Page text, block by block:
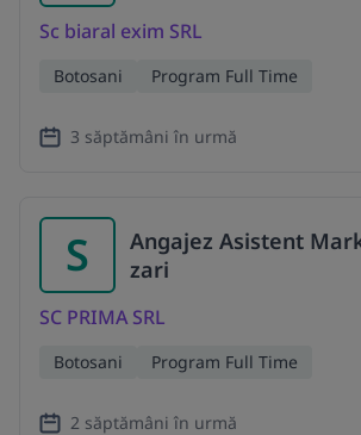
Sc biaral exim SRL
Botosani Program Full Time
3 săptămâni în urmă
S
Angajez Asistent
zari
SC PRIMA SRL
Botosani Program Full Time
2 săptămâni în urmă